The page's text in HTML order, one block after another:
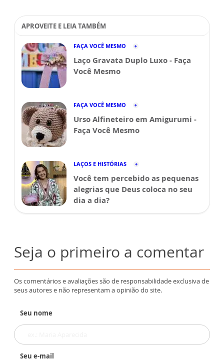
APROVEITE E LEIA TAMBÉM
FAÇA VOCÊ MESMO
Laço Gravata Duplo Luxo - Faça
Você Mesmo
FAÇA VOCÊ MESMO
Urso Alfineteiro em Amigurumi -
Faça Você Mesmo
LAÇOS E HISTÓRIAS
Você tem percebido as pequenas
alegrias que Deus coloca no seu
dia a dia?
Seja o primeiro a comentar
Os comentários e avaliações são de responsabilidade exclusiva de
seus autores e não representam a opinião do site.
Seu nome
Seu e-mail